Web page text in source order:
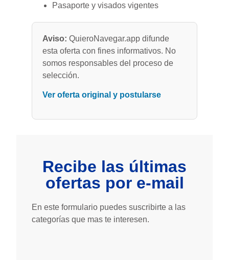
Pasaporte y visados vigentes
Aviso: QuieroNavegar.app difunde
esta oferta con fines informativos. No
somos responsables del proceso de
selección.
Ver oferta original y postularse
Recibe las últimas
ofertas por e-mail
En este formulario puedes suscribirte a las
categorías que mas te interesen.